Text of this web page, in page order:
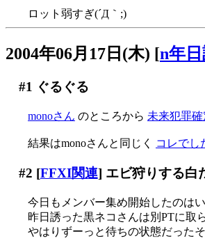
ロット弱すぎ(´Д｀;)
2004年06月17日(木) [n年
#1 ぐるぐる
monoさん のところから 未来犯罪確
結果はmonoさんと同じく コレでし
#2 [FFXI関連] エビ狩りする白
今日もメンバー集め開始したのは
昨日誘った黒ネコさんは別PTに取
やはりずーっと待ちの状態だったそ